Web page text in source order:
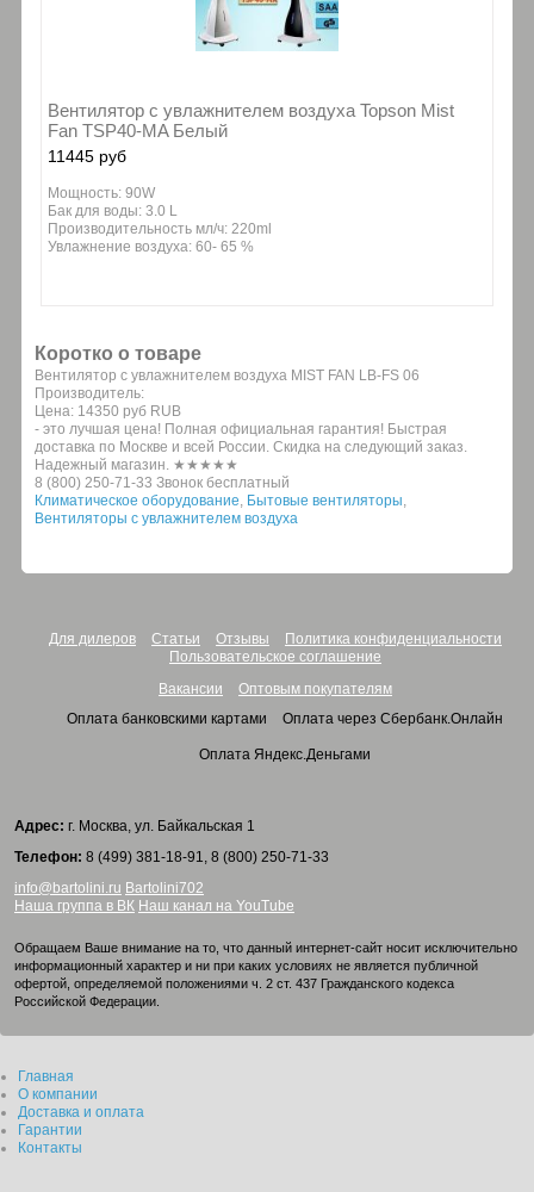
Вентилятор с увлажнителем воздуха Topson Mist
Fan TSP40-MA Белый
11445 руб
Мощность: 90W
Бак для воды: 3.0 L
Производительность мл/ч: 220ml
Увлажнение воздуха: 60- 65 %
Коротко о товаре
Вентилятор с увлажнителем воздуха MIST FAN LB-FS 06
Производитель:
Цена: 14350 руб RUB
- это лучшая цена! Полная официальная гарантия! Быстрая
доставка по Москве и всей России. Скидка на следующий заказ.
Надежный магазин. ★★★★★
8 (800) 250-71-33 Звонок бесплатный
Климатическое оборудование, Бытовые вентиляторы,
Вентиляторы с увлажнителем воздуха
Для дилеров Статьи Отзывы
Политика конфиденциальности
Пользовательское соглашение
Вакансии
Оптовым покупателям
Оплата банковскими картами
Оплата через Сбербанк.Онлайн
Оплата Яндекс.Деньгами
Адрес: г. Москва, ул. Байкальская 1
Телефон: 8 (499) 381-18-91, 8 (800) 250-71-33
info@bartolini.ru Bartolini702
Наша группа в ВК Наш канал на YouTube
Обращаем Ваше внимание на то, что данный интернет-сайт носит исключительно
информационный характер и ни при каких условиях не является публичной
офертой, определяемой положениями ч. 2 ст. 437 Гражданского кодекса
Российской Федерации.
Главная
О компании
Доставка и оплата
Гарантии
Контакты